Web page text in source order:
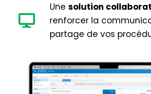
Une solution
renforcer la
partage de vos